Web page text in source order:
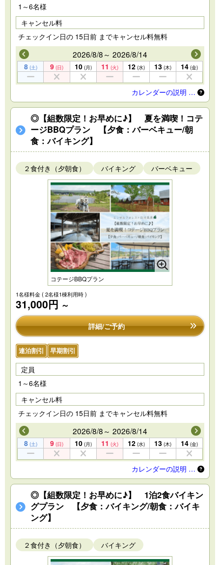
1～6名様
キャンセル料
チェックイン日の 15日前 までキャンセル料無料
2026/8/8～ 2026/8/14
8 (土) 9 (日) 10 (月) 11 (火) 12 (水) 13 (木) 14 (金)
カレンダーの説明 …
◎【組数限定！お早めに♪】 夏を満喫！コテ
ージBBQプラン 【夕食：バーベキュー/朝
食：バイキング】
２食付き（夕朝食） バイキング バーベキュー
コテージBBQプラン
1名様料金( 2名様1棟利用時 )
31,000円 ～
詳細/ご予約
連泊割引 早期割引
定員
1～6名様
キャンセル料
チェックイン日の 15日前 までキャンセル料無料
2026/8/8～ 2026/8/14
8 (土) 9 (日) 10 (月) 11 (火) 12 (水) 13 (木) 14 (金)
カレンダーの説明 …
◎【組数限定！お早めに♪】 1泊2食バイキン
グプラン 【夕食：バイキング/朝食：バイキ
ング】
２食付き（夕朝食） バイキング